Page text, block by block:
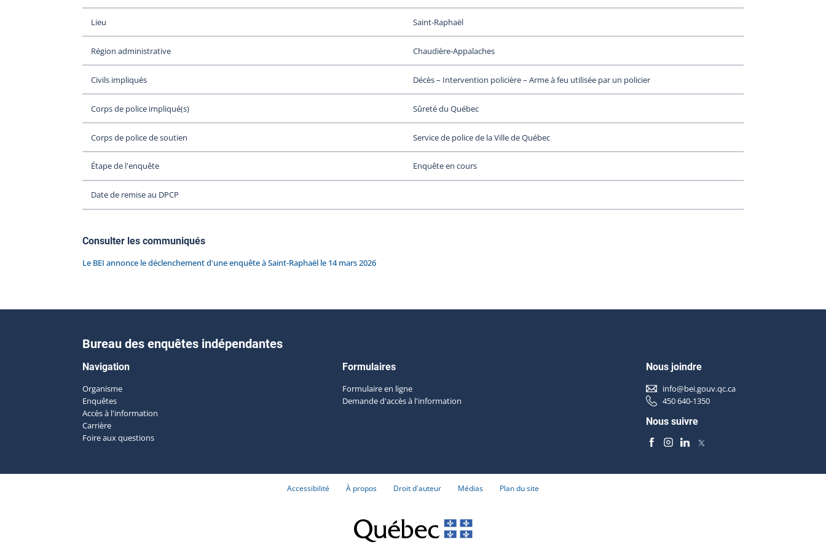
Lieu Saint-Raphaël
Région administrative Chaudière-Appalaches
Civils impliqués Décès – Intervention policière – Arme à feu utilisée par un policier
Corps de police impliqué(s) Sûreté du Québec
Corps de police de soutien Service de police de la Ville de Québec
Étape de l'enquête Enquête en cours
Date de remise au DPCP
Consulter les communiqués
Le BEI annonce le déclenchement d'une enquête à Saint-Raphaël le 14 mars 2026
Bureau des enquêtes indépendantes
Navigation
Organisme
Enquêtes
Accès à l'information
Carrière
Foire aux questions
Formulaires
Formulaire en ligne
Demande d'accès à l'information
Nous joindre
info@bei.gouv.qc.ca
450 640-1350
Nous suivre
Accessibilité À propos Droit d'auteur Médias Plan du site